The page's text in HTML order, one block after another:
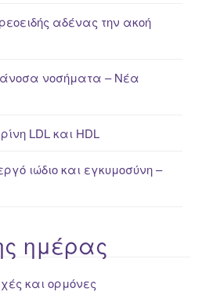
αδένας την ακοή
νοσήματα – Νέα
LDL και HDL
ιώδιο και εγκυμοσύνη –
ημέρας
και ορμόνες